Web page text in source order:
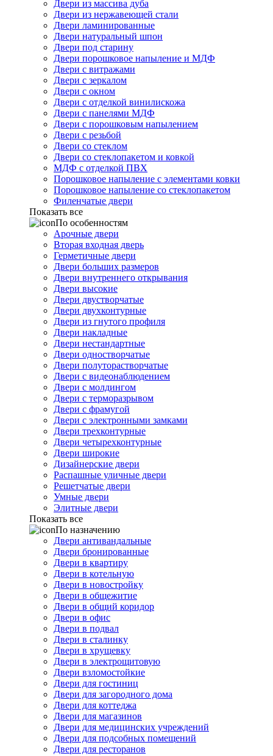
Двери из массива дуба
Двери из нержавеющей стали
Двери ламинированные
Двери натуральный шпон
Двери под старину
Двери порошковое напыление и МДФ
Двери с витражами
Двери с зеркалом
Двери с окном
Двери с отделкой винилискожа
Двери с панелями МДФ
Двери с порошковым напылением
Двери с резьбой
Двери со стеклом
Двери со стеклопакетом и ковкой
МДФ с отделкой ПВХ
Порошковое напыление с элементами ковки
Порошковое напыление со стеклопакетом
Филенчатые двери
Показать все
По особенностям
Арочные двери
Вторая входная дверь
Герметичные двери
Двери больших размеров
Двери внутреннего открывания
Двери высокие
Двери двустворчатые
Двери двухконтурные
Двери из гнутого профиля
Двери накладные
Двери нестандартные
Двери одностворчатые
Двери полуторастворчатые
Двери с видеонаблюдением
Двери с молдингом
Двери с терморазрывом
Двери с фрамугой
Двери с электронными замками
Двери трехконтурные
Двери четырехконтурные
Двери широкие
Дизайнерские двери
Распашные уличные двери
Решетчатые двери
Умные двери
Элитные двери
Показать все
По назначению
Двери антивандальные
Двери бронированные
Двери в квартиру
Двери в котельную
Двери в новостройку
Двери в общежитие
Двери в общий коридор
Двери в офис
Двери в подвал
Двери в сталинку
Двери в хрущевку
Двери в электрощитовую
Двери взломостойкие
Двери для гостиниц
Двери для загородного дома
Двери для коттеджа
Двери для магазинов
Двери для медицинских учреждений
Двери для подсобных помещений
Двери для ресторанов